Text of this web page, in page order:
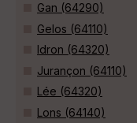
Gan (64290)
Gelos (64110)
Idron (64320)
Jurançon (64110)
Lée (64320)
Lons (64140)